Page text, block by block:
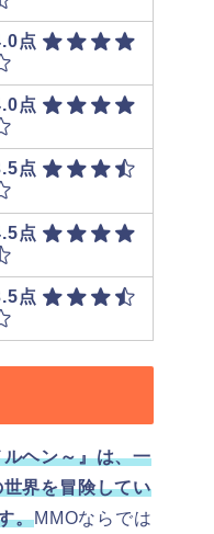
点
点
点
点
点
ヘン～』は、一
界を冒険してい
。MMOならでは